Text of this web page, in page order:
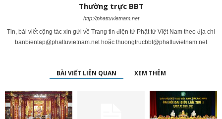
Thường trực BBT
http://phattuvietnam.net
Tin, bài viết cộng tác xin gửi về Trang tin điện tử Phật tử Việt Nam theo địa chỉ
banbientap@phattuvietnam.nethoặc thuongtrucbbt@phattuvietnam.net
BÀI VIẾT LIÊN QUAN XEM THÊM